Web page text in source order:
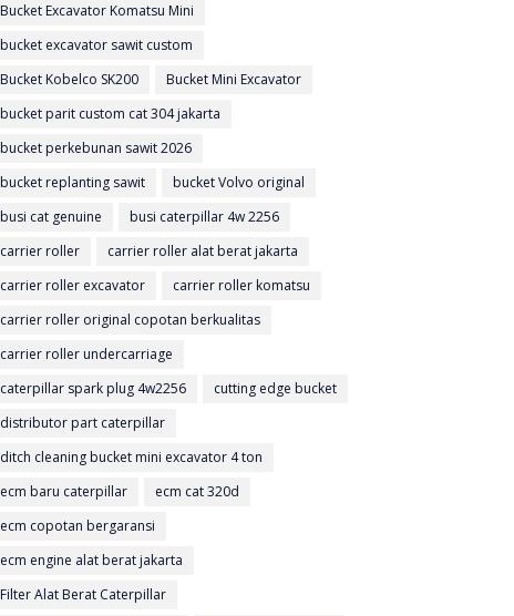
Bucket Excavator Komatsu Mini
bucket excavator sawit custom
Bucket Kobelco SK200
Bucket Mini Excavator
bucket parit custom cat 304 jakarta
bucket perkebunan sawit 2026
bucket replanting sawit
bucket Volvo original
busi cat genuine
busi caterpillar 4w 2256
carrier roller
carrier roller alat berat jakarta
carrier roller excavator
carrier roller komatsu
carrier roller original copotan berkualitas
carrier roller undercarriage
caterpillar spark plug 4w2256
cutting edge bucket
distributor part caterpillar
ditch cleaning bucket mini excavator 4 ton
ecm baru caterpillar
ecm cat 320d
ecm copotan bergaransi
ecm engine alat berat jakarta
Filter Alat Berat Caterpillar